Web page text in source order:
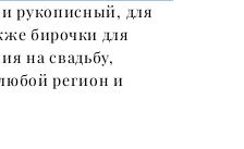
рукописный, для
бирочки для
на свадьбу,
регион и